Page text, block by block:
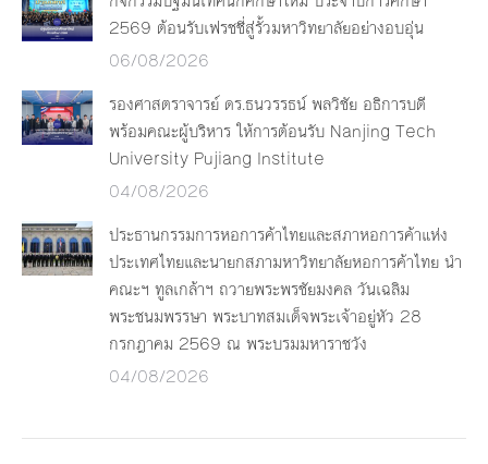
2569 ต้อนรับเฟรชชี่สู่รั้วมหาวิทยาลัยอย่างอบอุ่น
06/08/2026
รองศาสตราจารย์ ดร.ธนวรรธน์ พลวิชัย อธิการบดี
พร้อมคณะผู้บริหาร ให้การต้อนรับ Nanjing Tech
University Pujiang Institute
04/08/2026
ประธานกรรมการหอการค้าไทยและสภาหอการค้าแห่ง
ประเทศไทยและนายกสภามหาวิทยาลัยหอการค้าไทย นำ
คณะฯ ทูลเกล้าฯ ถวายพระพรชัยมงคล วันเฉลิม
พระชนมพรรษา พระบาทสมเด็จพระเจ้าอยู่หัว 28
กรกฎาคม 2569 ณ พระบรมมหาราชวัง
04/08/2026